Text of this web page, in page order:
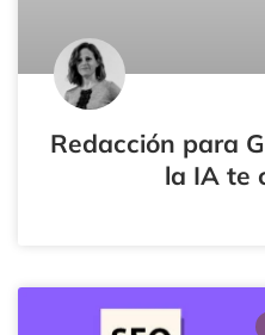
Redacción para
la IA te